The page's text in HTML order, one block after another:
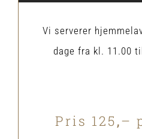
Vi serverer
dage fra kl. 11.00
Pris 125,–